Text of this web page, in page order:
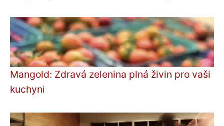
Mangold: Zdravá zelenina plná živin pro vaši
kuchyni